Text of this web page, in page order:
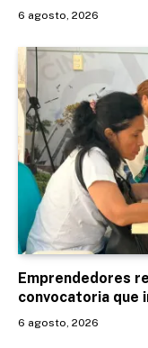
6 agosto, 2026
Emprendedores
convocatoria que
6 agosto, 2026